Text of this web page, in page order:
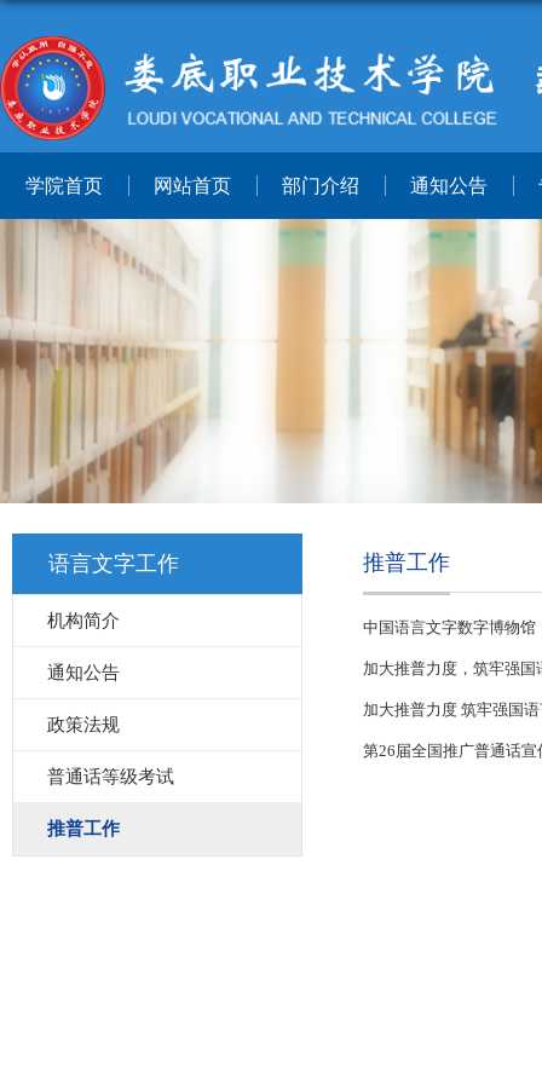
学院首页 网站首页 部门介绍 通知公告
语言文字工作
机构简介
通知公告
政策法规
普通话等级考试
推普工作
推普工作
中国语言文字数字博物馆
加大推普力度，筑牢强国
加大推普力度 筑牢强国
第26届全国推广普通话